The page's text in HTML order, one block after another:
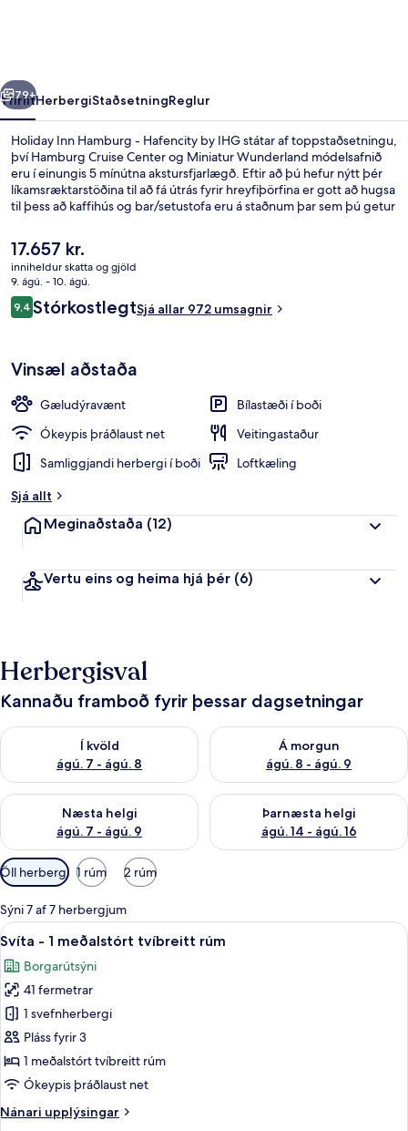
IHG
Næsta
79+
YfirlitHerbergiStaðsetningReglur
Holiday Inn Hamburg - Hafencity by IHG státar af toppstaðsetningu,
því Hamburg Cruise Center og Miniatur Wunderland módelsafnið
eru í einungis 5 mínútna akstursfjarlægð. Eftir að þú hefur nýtt þér
líkamsræktarstöðina til að fá útrás fyrir hreyfiþörfina er gott að hugsa
til þess að kaffihús og bar/setustofa eru á staðnum þar sem þú getur
jafnframt á fínum stað, t.d. eru Elbe-fílharmónían og Reeperbahn í
innan við 5 mínútna akstursfæri. Aðrir gestir hafa sérstaklega sagt að
hjálpsamt starfsfólk sé meðal helstu kosta gististaðarins. Það er ekki
langt að fara til að komast í almenningssamgöngur: HafenCity
Universität-lestarstöðin er í 3 mínútna göngufjarlægð og
Überseequartier-lestarstöðin í 6 mínútna.
Núverandi
verð
er
17.657 kr.
17.657 kr.
inniheldur skatta og gjöld
9. ágú. - 10. ágú.
Umsagnir
9,49,4 af 10
StórkostlegtSjá allar 972 umsagnir
Vinsæl aðstaða
Gæludýravænt
Bílastæði í boði
Ókeypis þráðlaust net
Veitingastaður
Samliggjandi herbergi í boði
Loftkæling
Sjá allt
Meginaðstaða (12)
Vertu eins og heima hjá þér (6)
Herbergisval
Kannaðu framboð fyrir þessar dagsetningar
Í kvöld
ágú. 7 - ágú. 8
Athuga framboð í kvöld ágú. 7 - ágú. 8
Á morgun
ágú. 8 - ágú. 9
Athuga framboð á morgun
Næsta helgi
ágú. 7 - ágú. 9
Athuga framboð næstu helgi ágú. 7 - ágú. 9
Þarnæsta helgi
ágú. 14 - ágú. 16
Athuga framboð þarnæstu
Síur
í
boði
fyrir
herbergi
Öll herbergi 1 rúm 2 rúm
Sýni 7 af 7 herbergjum
Skoða
allar
myndir
fyrir
Svíta
-
1
meðalstórt
tvíbreitt
rúm
Svíta - 1 meðalstórt tvíbreitt rúm |
10
Svíta - 1 meðalstórt tvíbreitt rúm
Borgarútsýni
41 fermetrar
1 svefnherbergi
Pláss fyrir 3
1 meðalstórt tvíbreitt rúm
Ókeypis þráðlaust net
Nánari upplýsingar
Nánari